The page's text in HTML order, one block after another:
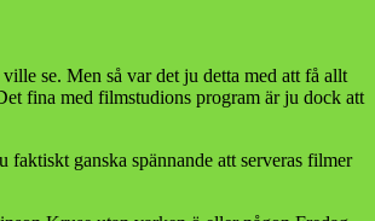
se. Men så var det ju detta med att få allt
fina med filmstudions program är ju dock att
ganska spännande att serveras filmer